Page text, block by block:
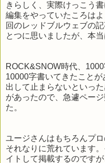
きらしく、実際けっこう
編集をやっていたころは
回のレッドブルウェブの
とつに思いましたが、本
ROCK&SNOW時代、
10000字書いてきたこと
出して止まらないといっ
があったので、急遽ペー
た。
ユージさんはもちろんプ
それなりに荒れています
イトして掲載するのです